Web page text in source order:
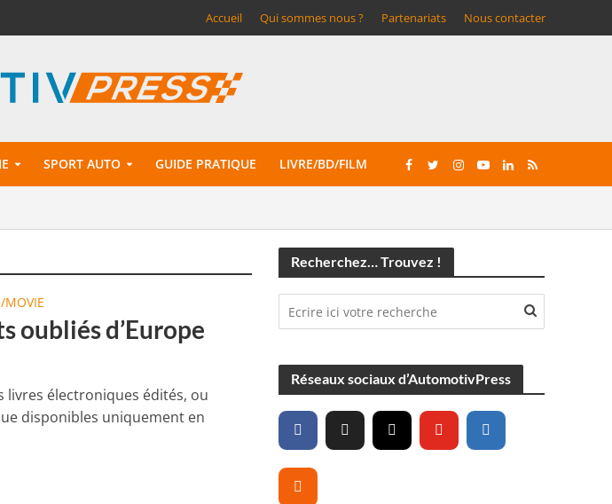
Accueil Qui sommes nous ? Partenariats Nous contacter
SPORT AUTO GUIDE PRATIQUE LIVRE/BD/FILM
MOVIE
oubliés d’Europe
livres électroniques édités, ou
disponibles uniquement en
Recherchez… Trouvez !
Réseaux sociaux d’AutomotivPress